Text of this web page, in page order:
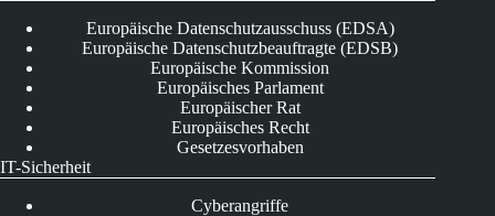
Europäische Datenschutzausschuss (EDSA)
Europäische Datenschutzbeauftragte (EDSB)
Europäische Kommission
Europäisches Parlament
Europäischer Rat
Europäisches Recht
Gesetzesvorhaben
IT-Sicherheit
Cyberangriffe